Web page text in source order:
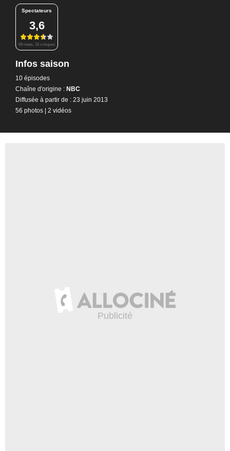
Spectateurs
3,6
69 notes, 16 critiques
Infos saison
10 épisodes
Chaîne d'origine : NBC
Diffusée à partir de : 23 juin 2013
56 photos | 2 vidéos